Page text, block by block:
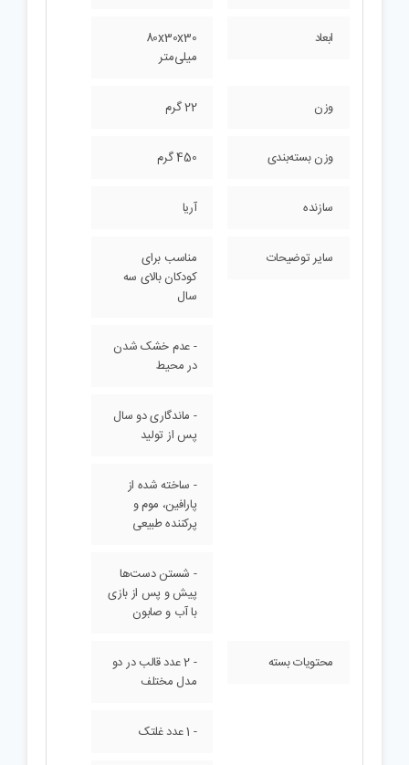
ابعاد
80x30x30
میلی‌متر
وزن 22 گرم
وزن بسته‌بندی 450 گرم
سازنده آریا
سایر توضیحات
مناسب برای
کودکان بالای سه
سال
- عدم خشک شدن
در محیط
- ماندگاری دو سال
پس از تولید
- ساخته شده از
پارافین، موم و
پرکننده طبیعی
- شستن دست‌ها
پیش و پس از بازی
با آب و صابون
محتویات بسته
- 2 عدد قالب در دو
مدل مختلف
- 1 عدد غلتک